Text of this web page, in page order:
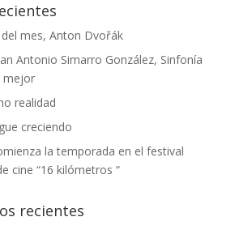
mes, Anton Dvořák
Antonio Simarro González, Sinfonía
mejor
realidad
creciendo
la temporada en el festival
cine “16 kilómetros “
recientes